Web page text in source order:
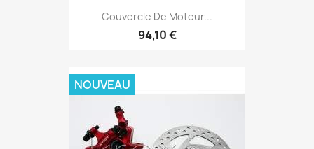
Couvercle De Moteur...
94,10 €
NOUVEAU